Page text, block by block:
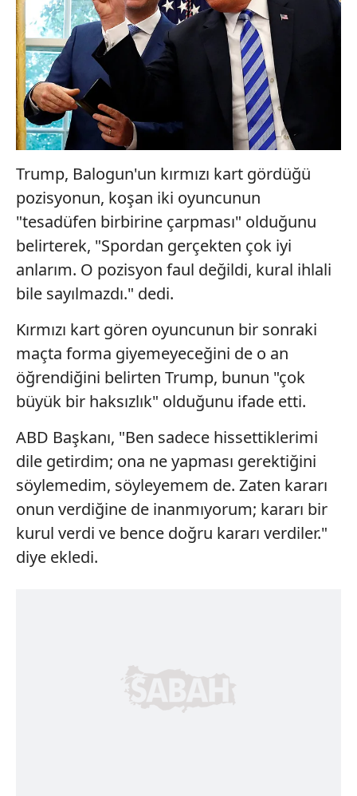
Trump, Balogun'un kırmızı kart gördüğü
pozisyonun, koşan iki oyuncunun
"tesadüfen birbirine çarpması" olduğunu
belirterek, "Spordan gerçekten çok iyi
anlarım. O pozisyon faul değildi, kural ihlali
bile sayılmazdı." dedi.
Kırmızı kart gören oyuncunun bir sonraki
maçta forma giyemeyeceğini de o an
öğrendiğini belirten Trump, bunun "çok
büyük bir haksızlık" olduğunu ifade etti.
ABD Başkanı, "Ben sadece hissettiklerimi
dile getirdim; ona ne yapması gerektiğini
söylemedim, söyleyemem de. Zaten kararı
onun verdiğine de inanmıyorum; kararı bir
kurul verdi ve bence doğru kararı verdiler."
diye ekledi.